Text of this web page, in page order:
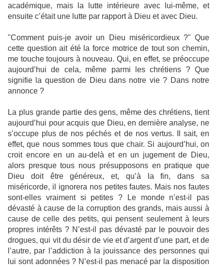
académique, mais la lutte intérieure avec lui-même, et
ensuite c’était une lutte par rapport à Dieu et avec Dieu.
"Comment puis-je avoir un Dieu miséricordieux ?" Que
cette question ait été la force motrice de tout son chemin,
me touche toujours à nouveau. Qui, en effet, se préoccupe
aujourd’hui de cela, même parmi les chrétiens ? Que
signifie la question de Dieu dans notre vie ? Dans notre
annonce ?
La plus grande partie des gens, même des chrétiens, tient
aujourd’hui pour acquis que Dieu, en dernière analyse, ne
s’occupe plus de nos péchés et de nos vertus. Il sait, en
effet, que nous sommes tous que chair. Si aujourd’hui, on
croit encore en un au-delà et en un jugement de Dieu,
alors presque tous nous présupposons en pratique que
Dieu doit être généreux, et, qu’à la fin, dans sa
miséricorde, il ignorera nos petites fautes. Mais nos fautes
sont-elles vraiment si petites ? Le monde n’est-il pas
dévasté à cause de la corruption des grands, mais aussi à
cause de celle des petits, qui pensent seulement à leurs
propres intérêts ? N’est-il pas dévasté par le pouvoir des
drogues, qui vit du désir de vie et d’argent d’une part, et de
l’autre, par l’addiction à la jouissance des personnes qui
lui sont adonnées ? N’est-il pas menacé par la disposition